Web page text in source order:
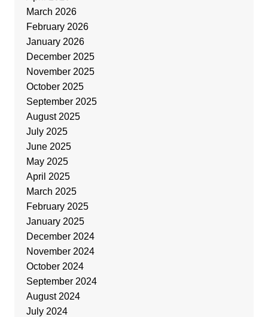
March 2026
February 2026
January 2026
December 2025
November 2025
October 2025
September 2025
August 2025
July 2025
June 2025
May 2025
April 2025
March 2025
February 2025
January 2025
December 2024
November 2024
October 2024
September 2024
August 2024
July 2024